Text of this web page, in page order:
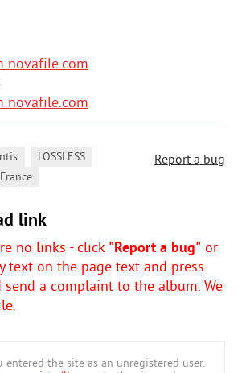
novafile.com
novafile.com
Report a bug
LOSSLESS
France
link
no links - click "Report a bug" or
text on the page text and press
a complaint to the album. We
entered the site as an unregistered user.